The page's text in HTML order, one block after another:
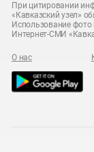
При цитировании
«Кавказский узел»
Использование фото
Интернет-СМИ
О нас